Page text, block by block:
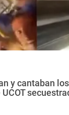
y cantaban